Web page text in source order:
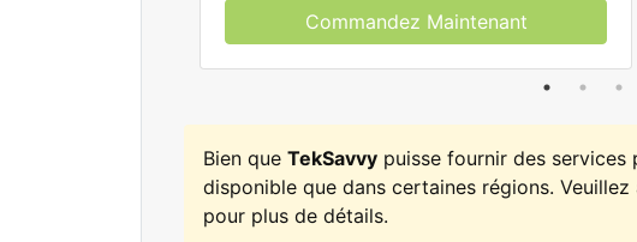
Commandez Maintenant
Bien que TekSavvy puisse fournir des services
disponible que dans certaines régions.
pour plus de détails.